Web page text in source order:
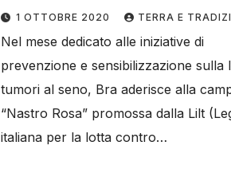
seno
1 OTTOBRE 2020 TERRA E
Nel mese dedicato alle iniziative di
prevenzione e sensibilizzazione sulla
tumori al seno, Bra aderisce alla
“Nastro Rosa” promossa dalla Lilt
italiana per la lotta contro…